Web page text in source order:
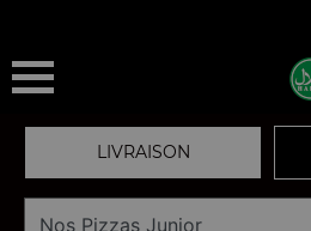
LIVRAISON